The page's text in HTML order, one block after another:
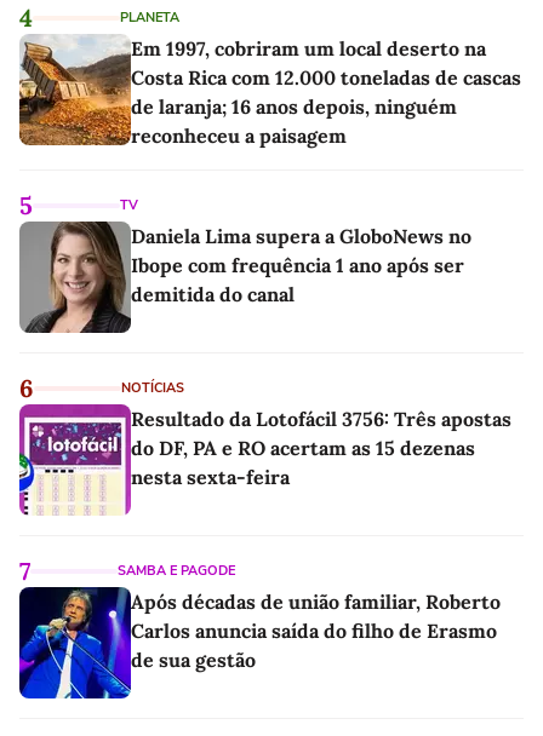
4 PLANETA
Em 1997, cobriram um local deserto na
Costa Rica com 12.000 toneladas de cascas
de laranja; 16 anos depois, ninguém
reconheceu a paisagem
5 TV
Daniela Lima supera a GloboNews no
Ibope com frequência 1 ano após ser
demitida do canal
6 NOTÍCIAS
Resultado da Lotofácil 3756: Três apostas
do DF, PA e RO acertam as 15 dezenas
nesta sexta-feira
7 SAMBA E PAGODE
Após décadas de união familiar, Roberto
Carlos anuncia saída do filho de Erasmo
de sua gestão